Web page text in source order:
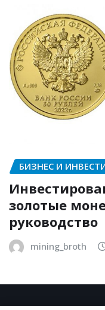
БИЗНЕС И
золотые
руководство
mining_broth